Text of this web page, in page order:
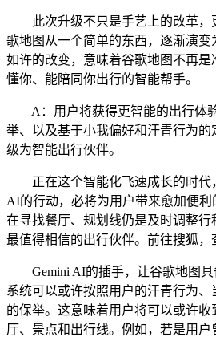
此次升级不只是手艺上的改革，
歌地图从一个简单的东西，逐渐演变
如许的改变，意味着谷歌地图不再
懂你、能陪同你出行的智能帮手。
A：用户将获得更智能的出行体
举、以及基于小我偏好和汗青行为
级为智能出行伙伴。
正在这个智能化飞速成长的时代
AI的行动，必将为用户带来愈加便
在寻找餐厅、规划线仍是及时调整
最值得相信的出行伙伴。前往搜狐，
Gemini AI的插手，让谷歌地图具
系统可以或许按照用户的汗青行为
的保举。这意味着用户将可以或许
厅、景点和出行线。例如，若是用